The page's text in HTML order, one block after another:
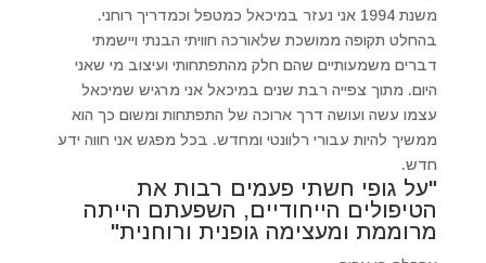
משנת 1994 אני נעזר במיכאל כמטפל וכמדריך רוחני.
בהחלט תקופה ממושכת שלאורכה חוויתי הבנתי ויישמתי
דברים משמעותיים שהם חלק מהתפתחותי ועיצוב מי שאני
היום. מתוך צפייה רבת שנים במיכאל אני מרגיש שמיכאל
עצמו עשה ועושה דרך ארוכה של התפתחות ומשום כך הוא
ממשיך להיות עבורי רלוונטי ומחדש. בכל מפגש אני חווה ידע
חדש.
"על גופי חשתי פעמים רבות את
הטיפולים הייחודיים, השפעתם הייתה
מרוממת ומעצימה גופנית ורוחנית"